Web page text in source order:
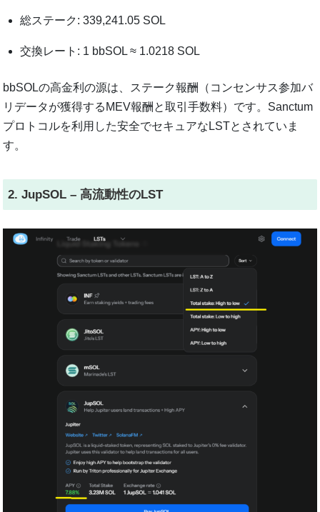
総ステーク: 339,241.05 SOL
交換レート: 1 bbSOL ≈ 1.0218 SOL
bbSOLの高金利の源は、ステーク報酬（コンセンサス参加バ
リデータが獲得するMEV報酬と取引手数料）です。Sanctum
プロトコルを利用した安全でセキュアなLSTとされていま
す。
2. JupSOL – 高流動性のLST